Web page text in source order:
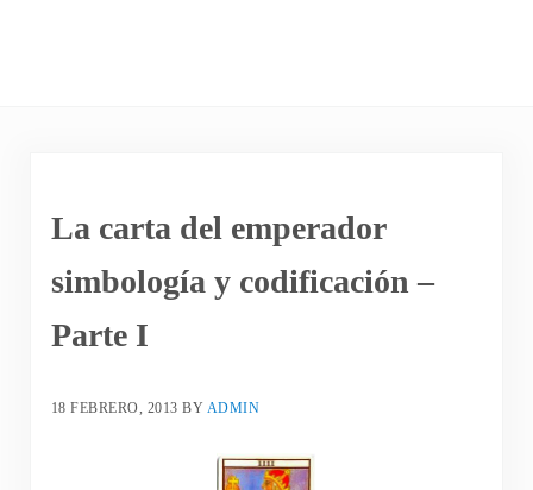
La carta del emperador
simbología y codificación –
Parte I
18 FEBRERO, 2013 BY ADMIN